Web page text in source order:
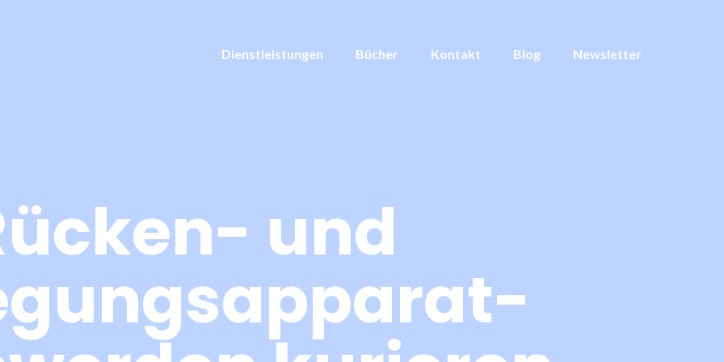
Dienstleistungen Bücher Kontakt Blog Newsletter
und